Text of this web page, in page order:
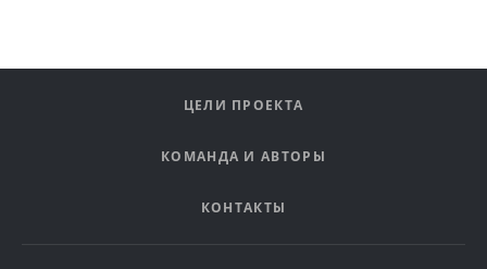
ЦЕЛИ ПРОЕКТА
КОМАНДА И АВТОРЫ
КОНТАКТЫ